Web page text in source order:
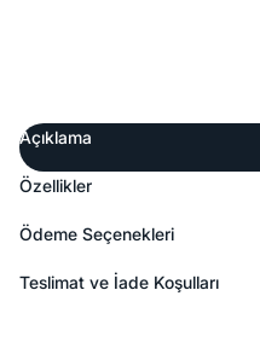
Açıklama
Özellikler
Ödeme Seçenekleri
Teslimat ve İade Koşulları